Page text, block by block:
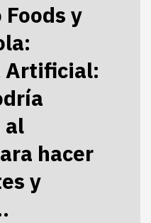
Foods y
Artificial:
al
hacer
y